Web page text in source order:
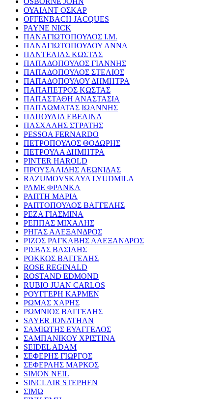
ΟΥΑΙΛΝΤ ΟΣΚΑΡ
OFFENBACH JACQUES
PAYNE NICK
ΠΑΝΑΓΙΩΤΟΠΟΥΛΟΣ Ι.Μ.
ΠΑΝΑΓΙΩΤΟΠΟΥΛΟΥ ΑΝΝΑ
ΠΑΝΤΕΛΙΑΣ ΚΩΣΤΑΣ
ΠΑΠΑΔΟΠΟΥΛΟΣ ΓΙΑΝΝΗΣ
ΠΑΠΑΔΟΠΟΥΛΟΣ ΣΤΕΛΙΟΣ
ΠΑΠΑΔΟΠΟΥΛΟΥ ΔΗΜΗΤΡΑ
ΠΑΠΑΠΕΤΡΟΣ ΚΩΣΤΑΣ
ΠΑΠΑΣΤΑΘΗ ΑΝΑΣΤΑΣΙΑ
ΠΑΠΛΩΜΑΤΑΣ ΙΩΑΝΝΗΣ
ΠΑΠΟΥΛΙΑ ΕΒΕΛΙΝΑ
ΠΑΣΧΑΛΗΣ ΣΤΡΑΤΗΣ
PESSOA FERNARDO
ΠΕΤΡΟΠΟΥΛΟΣ ΘΟΔΩΡΗΣ
ΠΕΤΡΟΥΛΑ ΔΗΜΗΤΡΑ
PINTER HAROLD
ΠΡΟΥΣΑΛΙΔΗΣ ΛΕΩΝΙΔΑΣ
RAZUMOVSKAYA LYUDMILA
ΡΑΜΕ ΦΡΑΝΚΑ
ΡΑΠΤΗ ΜΑΡΙΑ
ΡΑΠΤΟΠΟΥΛΟΣ ΒΑΓΓΕΛΗΣ
ΡΕΖΑ ΓΙΑΣΜΙΝΑ
ΡΕΠΠΑΣ ΜΙΧΑΛΗΣ
ΡΗΓΑΣ ΑΛΕΞΑΝΔΡΟΣ
ΡΙΖΟΣ ΡΑΓΚΑΒΗΣ ΑΛΕΞΑΝΔΡΟΣ
ΡΙΣΒΑΣ ΒΑΣΙΛΗΣ
ΡΟΚΚΟΣ ΒΑΓΓΕΛΗΣ
ROSE REGINALD
ROSTAND EDMOND
RUBIO JUAN CARLOS
ΡΟΥΓΓΕΡΗ ΚΑΡΜΕΝ
ΡΩΜΑΣ ΧΑΡΗΣ
ΡΩΜΝΙΟΣ ΒΑΓΓΕΛΗΣ
SAYER JONATHAN
ΣΑΜΙΩΤΗΣ ΕΥΑΓΓΕΛΟΣ
ΣΑΜΠΑΝΙΚΟΥ ΧΡΙΣΤΙΝΑ
SEIDEL ADAM
ΣΕΦΕΡΗΣ ΓΙΩΡΓΟΣ
ΣΕΦΕΡΛΗΣ ΜΑΡΚΟΣ
SIMON NEIL
SINCLAIR STEPHEN
ΣΙΜΩ